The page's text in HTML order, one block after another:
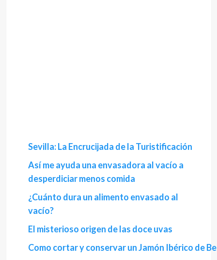
Sevilla: La Encrucijada de la Turistificación
Así me ayuda una envasadora al vacío a
desperdiciar menos comida
¿Cuánto dura un alimento envasado al
vacío?
El misterioso origen de las doce uvas
Como cortar y conservar un Jamón Ibérico de